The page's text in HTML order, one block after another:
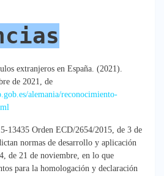
extranjeros en España. (2021).
de 2021, de
alemania/reconocimiento-
13435 Orden ECD/2654/2015, de 3 de
normas de desarrollo y aplicación
de 21 de noviembre, en lo que
para la homologación y declaración